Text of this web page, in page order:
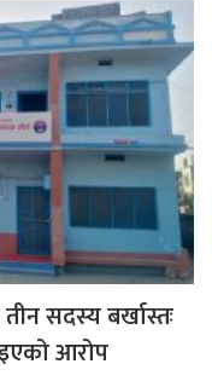
सदस्य बर्खास्तः
आरोप